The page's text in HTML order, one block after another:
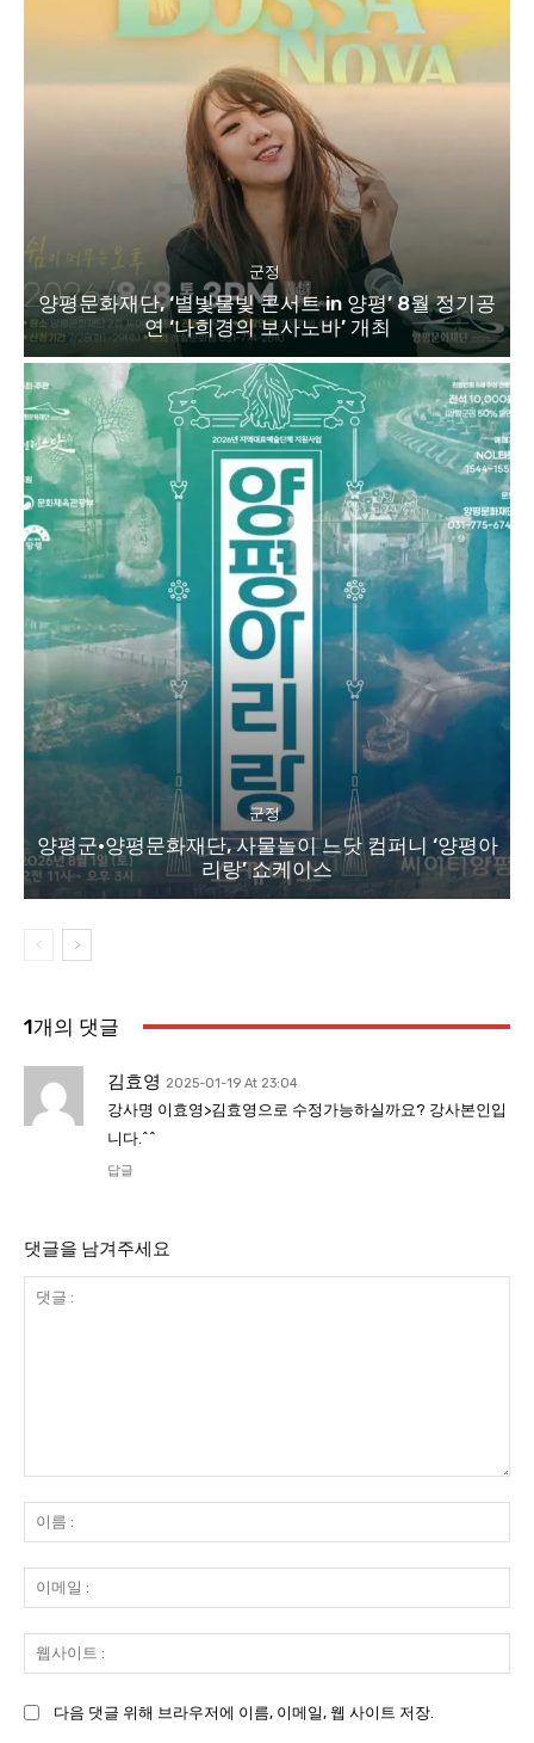
군정
양평문화재단, ‘별빛물빛 콘서트 in 양평’ 8월 정기공
연 ‘나희경의 보사노바’ 개최
군정
양평군·양평문화재단, 사물놀이 느닷 컴퍼니 ‘양평아
리랑’ 쇼케이스
1개의 댓글
김효영 2025-01-19 At 23:04
강사명 이효영>김효영으로 수정가능하실까요? 강사본인입
니다.^^
답글
댓글을 남겨주세요
:
름
:
메
일
사
다음 댓글 위해 브라우저에 이름, 이메일, 웹 사이트 저장.